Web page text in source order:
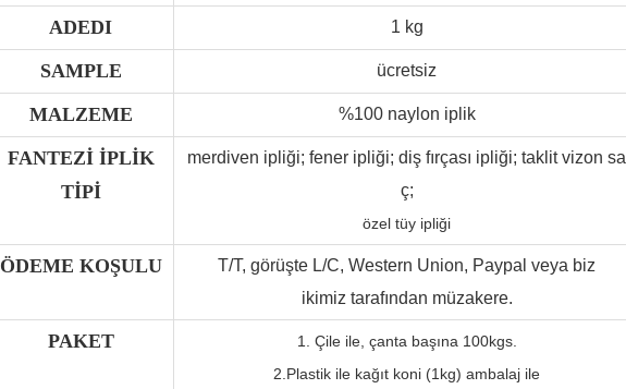
ADEDI 1 kg
SAMPLE ücretsiz
MALZEME %100 naylon iplik
FANTEZİ İPLİK
TİPİ
merdiven ipliği; fener ipliği; diş fırçası ipliği; taklit vizon sa
ç;
özel tüy ipliği
ÖDEME KOŞULU
T/T, görüşte L/C, Western Union, Paypal veya biz
ikimiz tarafından müzakere.
PAKET
1. Çile ile, çanta başına 100kgs.
2. Plastik ile kağıt koni (1kg) ambalaj ile